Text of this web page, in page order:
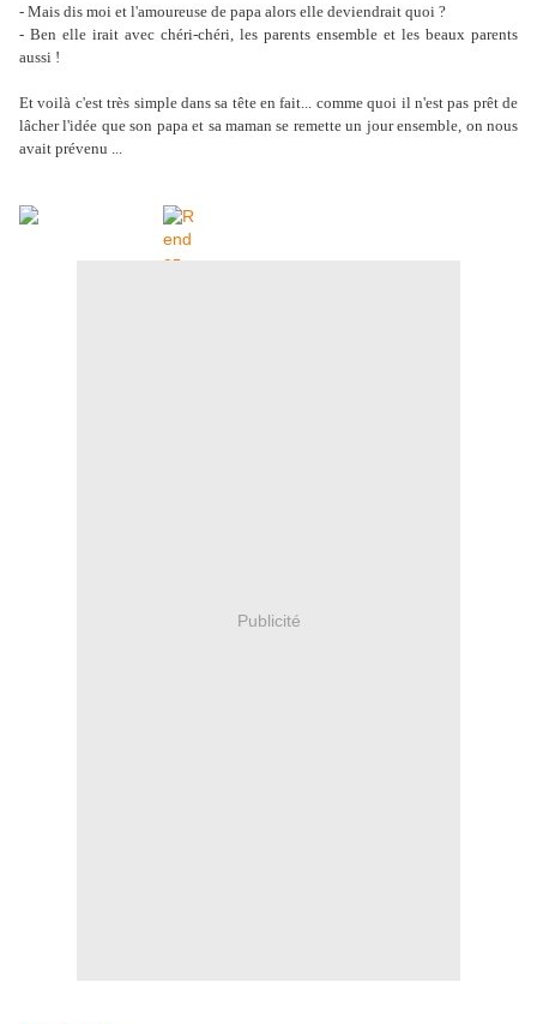
- Mais dis moi et l'amoureuse de papa alors elle deviendrait quoi ?
- Ben elle irait avec chéri-chéri, les parents ensemble et les beaux parents
aussi !
Et voilà c'est très simple dans sa tête en fait... comme quoi il n'est pas prêt de
lâcher l'idée que son papa et sa maman se remette un jour ensemble, on nous
avait prévenu ...
Publicité